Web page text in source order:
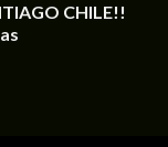
CHILE!!